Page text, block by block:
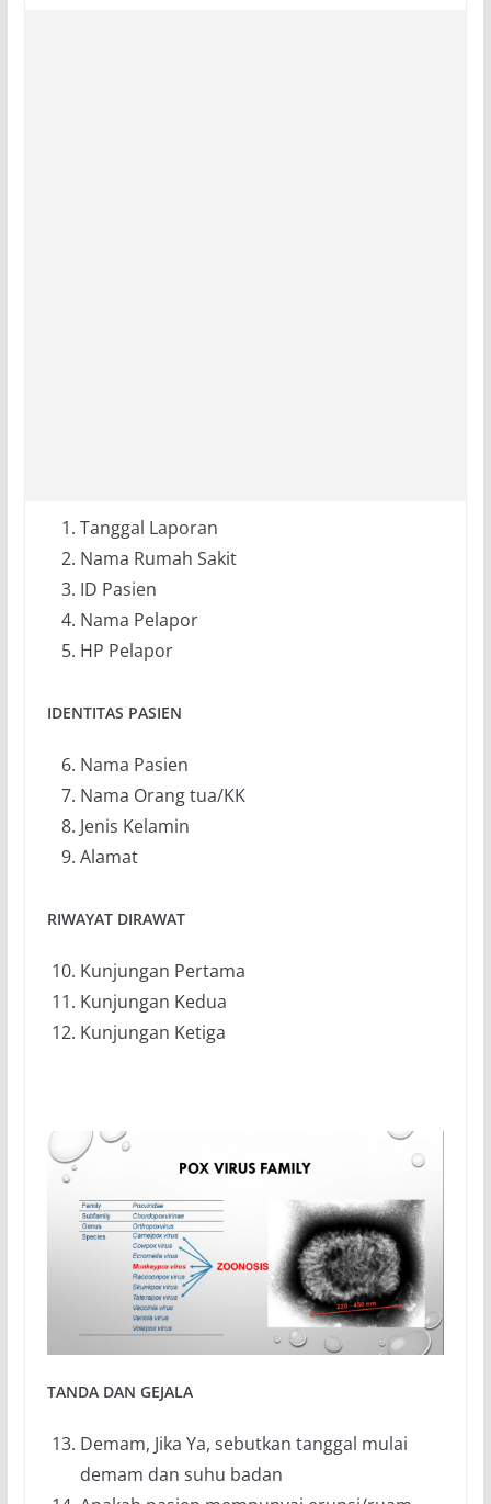
Tanggal Laporan
Nama Rumah Sakit
ID Pasien
Nama Pelapor
HP Pelapor
IDENTITAS PASIEN
Nama Pasien
Nama Orang tua/KK
Jenis Kelamin
Alamat
RIWAYAT DIRAWAT
Kunjungan Pertama
Kunjungan Kedua
Kunjungan Ketiga
TANDA DAN GEJALA
Demam, Jika Ya, sebutkan tanggal mulai
demam dan suhu badan